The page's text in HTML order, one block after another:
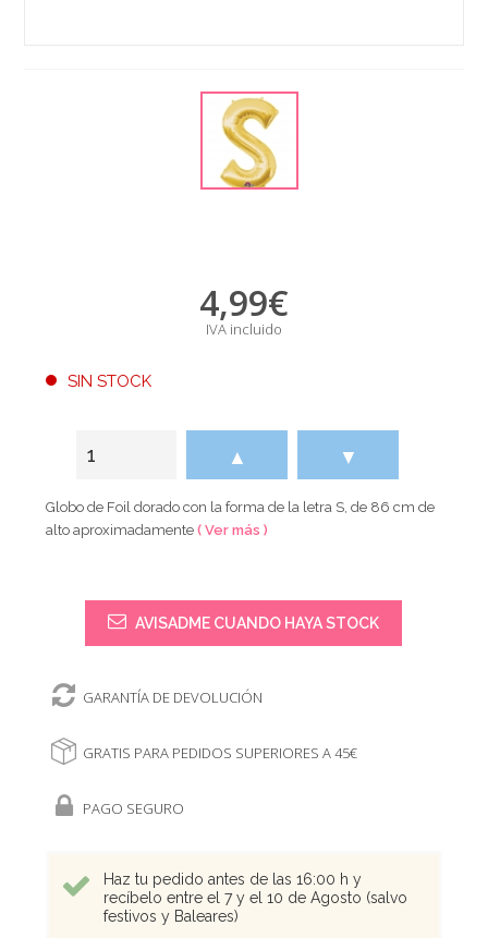
4,99€
IVA incluido
SIN STOCK
▲ ▼
Globo de Foil dorado con la forma de la letra S, de 86 cm de
alto aproximadamente( Ver más )
AVISADME CUANDO HAYA STOCK
GARANTÍA DE DEVOLUCIÓN
GRATIS PARA PEDIDOS SUPERIORES A 45€
PAGO SEGURO
Haz tu pedido antes de las 16:00 h y
recíbelo entre el 7 y el 10 de Agosto (salvo
festivos y Baleares)